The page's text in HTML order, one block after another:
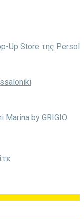
Up Store της Persol
Marina by GRIGIO
.